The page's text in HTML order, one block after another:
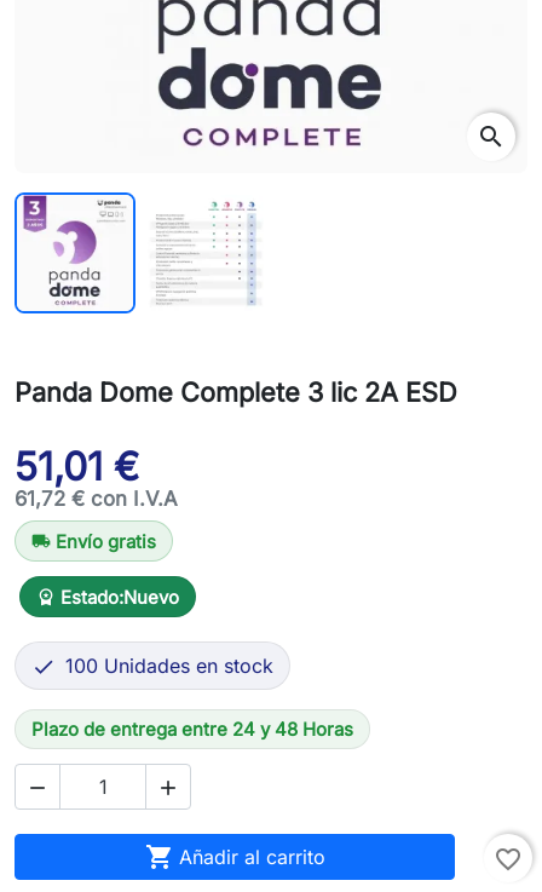
search
Panda Dome Complete 3 lic 2A ESD
51,01 €
61,72 € con I.V.A
local_shipping Envío gratis
workspace_premium Estado:Nuevo
 100 Unidades en stock
Plazo de entrega entre 24 y 48 Horas
 
 Añadir al carrito favorite_border